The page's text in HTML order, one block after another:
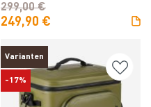
249,90 €
299,00 €
Varianten
-17%